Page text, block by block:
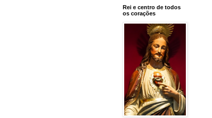
Rei e centro de todos
os corações